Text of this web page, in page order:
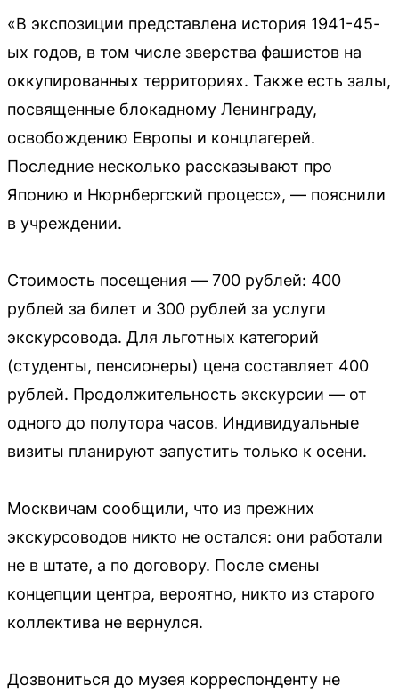
«В экспозиции представлена история 1941-45-
ых годов, в том числе зверства фашистов на
оккупированных территориях. Также есть залы,
посвященные блокадному Ленинграду,
освобождению Европы и концлагерей.
Последние несколько рассказывают про
Японию и Нюрнбергский процесс», — пояснили
в учреждении.
Стоимость посещения — 700 рублей: 400
рублей за билет и 300 рублей за услуги
экскурсовода. Для льготных категорий
(студенты, пенсионеры) цена составляет 400
рублей. Продолжительность экскурсии — от
одного до полутора часов. Индивидуальные
визиты планируют запустить только к осени.
Москвичам сообщили, что из прежних
экскурсоводов никто не остался: они работали
не в штате, а по договору. После смены
концепции центра, вероятно, никто из старого
коллектива не вернулся.
Дозвониться до музея корреспонденту не